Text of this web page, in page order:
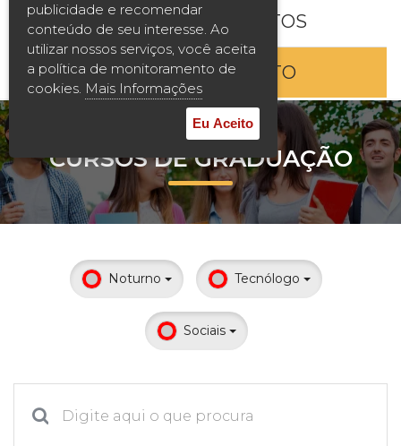
Vestibular
2ª Graduação
Transferência
Reingresso
Prouni
Desconto de pontualidade
BOLSAS E DESCONTOS
ENTRE EM CONTATO
CURSOS DE GRADUAÇÃO
Noturno Tecnólogo
Sociais
publicidade e recomendar
conteúdo de seu interesse. Ao
utilizar nossos serviços, você aceita
a política de monitoramento de
cookies. Mais Informações
Eu Aceito